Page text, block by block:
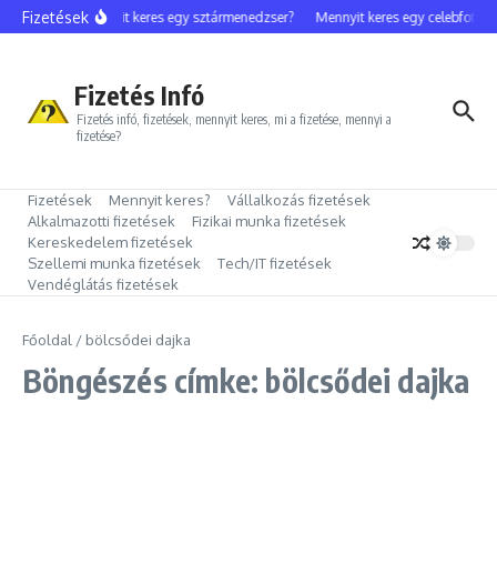
Ugrás a tartalomhoz
FizetésekMennyit keres egy sztármenedzser? Mennyit keres egy celebfotós?
Fizetés Infó
Fizetés infó, fizetések, mennyit keres, mi a fizetése, mennyi a
fizetése?
Fizetések Mennyit keres?
Vállalkozás fizetések
Alkalmazotti fizetések
Fizikai munka fizetések
Kereskedelem fizetések
Szellemi munka fizetések
Tech/IT fizetések
Vendéglátás fizetések
Főoldal / bölcsődei dajka
Böngészés címke: bölcsődei dajka